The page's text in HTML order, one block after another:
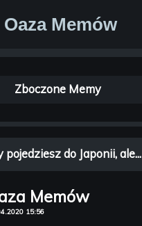
Oaza Memów
Zboczone Memy
Memów
15:56
pojedziesz do Japonii, ale...